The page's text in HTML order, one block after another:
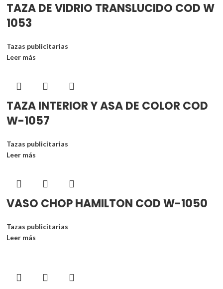
TAZA DE VIDRIO TRANSLUCIDO COD W
1053
Tazas publicitarias
Leer más
TAZA INTERIOR Y ASA DE COLOR COD
W-1057
Tazas publicitarias
Leer más
VASO CHOP HAMILTON COD W-1050
Tazas publicitarias
Leer más